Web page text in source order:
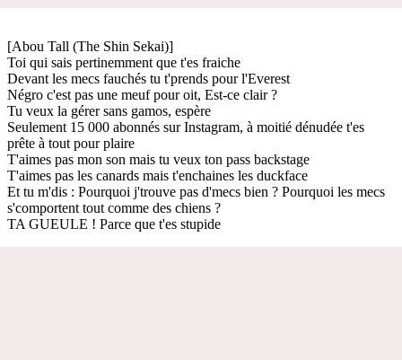
[Abou Tall (The Shin Sekai)]
Toi qui sais pertinemment que t'es fraiche
Devant les mecs fauchés tu t'prends pour l'Everest
Négro c'est pas une meuf pour oit, Est-ce clair ?
Tu veux la gérer sans gamos, espère
Seulement 15 000 abonnés sur Instagram, à moitié dénudée t'es
prête à tout pour plaire
T'aimes pas mon son mais tu veux ton pass backstage
T'aimes pas les canards mais t'enchaines les duckface
Et tu m'dis : Pourquoi j'trouve pas d'mecs bien ? Pourquoi les mecs
s'comportent tout comme des chiens ?
TA GUEULE ! Parce que t'es stupide